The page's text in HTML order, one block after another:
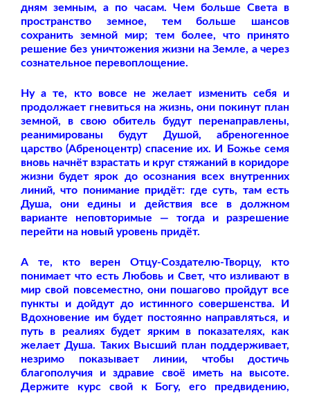
дням земным, а по часам. Чем больше Света в
пространство земное, тем больше шансов
сохранить земной мир; тем более, что принято
решение без уничтожения жизни на Земле, а через
сознательное перевоплощение.
Ну а те, кто вовсе не желает изменить себя и
продолжает гневиться на жизнь, они покинут план
земной, в свою обитель будут перенаправлены,
реанимированы будут Душой, абреногенное
царство (Абреноцентр) спасение их. И Божье семя
вновь начнёт взрастать и круг стяжаний в коридоре
жизни будет ярок до осознания всех внутренних
линий, что понимание придёт: где суть, там есть
Душа, они едины и действия все в должном
варианте неповторимые — тогда и разрешение
перейти на новый уровень придёт.
А те, кто верен Отцу-Создателю-Творцу, кто
понимает что есть Любовь и Свет, что изливают в
мир свой повсеместно, они пошагово пройдут все
пункты и дойдут до истинного совершенства. И
Вдохновение им будет постоянно направляться, и
путь в реалиях будет ярким в показателях, как
желает Душа. Таких Высший план поддерживает,
незримо показывает линии, чтобы достичь
благополучия и здравие своё иметь на высоте.
Держите курс свой к Богу, его предвидению,